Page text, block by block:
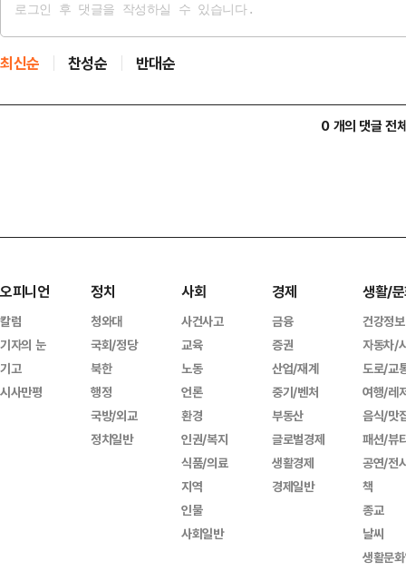
최신순 찬성순 반대순
0 개의 댓글 전
오피니언
칼럼
기자의 눈
기고
시사만평
정치
청와대
국회/정당
북한
행정
국방/외교
정치일반
사회
사건사고
교육
노동
언론
환경
인권/복지
식품/의료
지역
인물
사회일반
경제
금융
증권
산업/재계
중기/벤처
부동산
글로벌경제
생활경제
경제일반
생활/
건강정보
자동차/
도로/교
여행/레
음식/맛
패션/뷰
공연/전
책
종교
날씨
생활문